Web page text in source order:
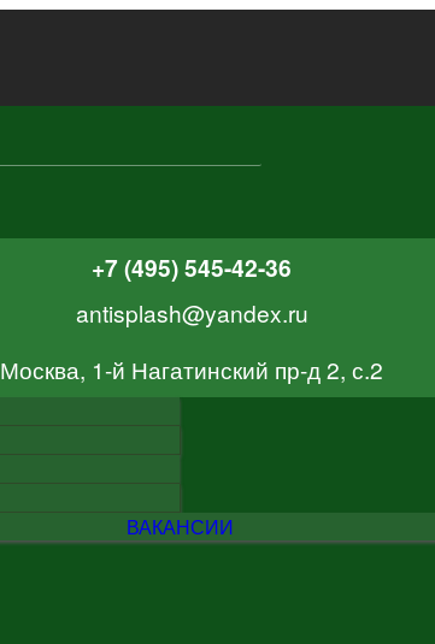
+7 (495) 545-42-36
antisplash@yandex.ru
Москва, 1-й Нагатинский пр-д 2, с.2
ВАКАНСИИ